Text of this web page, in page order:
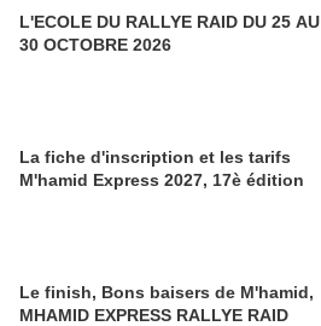
L'ECOLE DU RALLYE RAID DU 25 AU
30 OCTOBRE 2026
La fiche d'inscription et les tarifs
M'hamid Express 2027, 17è édition
Le finish, Bons baisers de M'hamid,
MHAMID EXPRESS RALLYE RAID